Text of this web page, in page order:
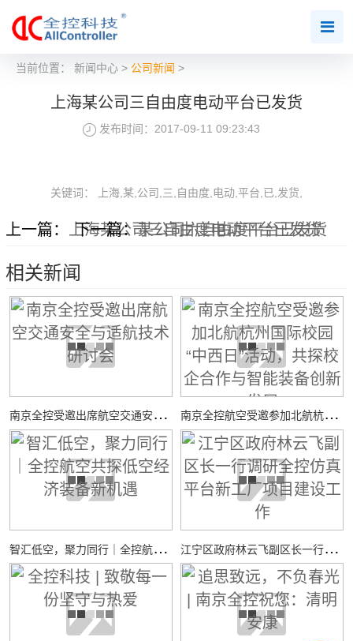
当前位置： 新闻中心> 公司新闻 >
上海某公司三自由度电动平台已发货
发布时间：2017-09-11 09:23:43
关键词： 上海,某,公司,三,自由度,电动,平台,已,发货,
上一篇： 上海某公司三自由度电动平台已发货
下一篇：某公司六自由度平台已发货
相关新闻
南
京全控受邀出席航空交通安全与适航技术研讨会 南
京全控航空受邀参加北航杭州国际校园“中西日”活动，共探校企合作与智能装备创新发展
智
汇低空，聚力同行｜全控航空共探低空经济装备新机遇 江
宁区政府林云飞副区长一行调研全控仿真平台新工厂项目建设工作